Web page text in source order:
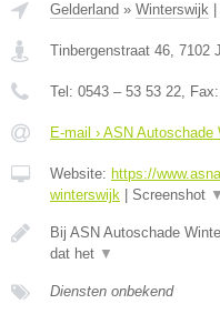
Gelderland » Winterswijk
Tinbergenstraat 46, 7102
Tel: 0543 – 53 53 22, Fax:
E-mail › ASN Autoschade
Website: https://
winterswijk
Screenshot ▼
Bij ASN Autoschade
dat het ▼
Diensten onbekend